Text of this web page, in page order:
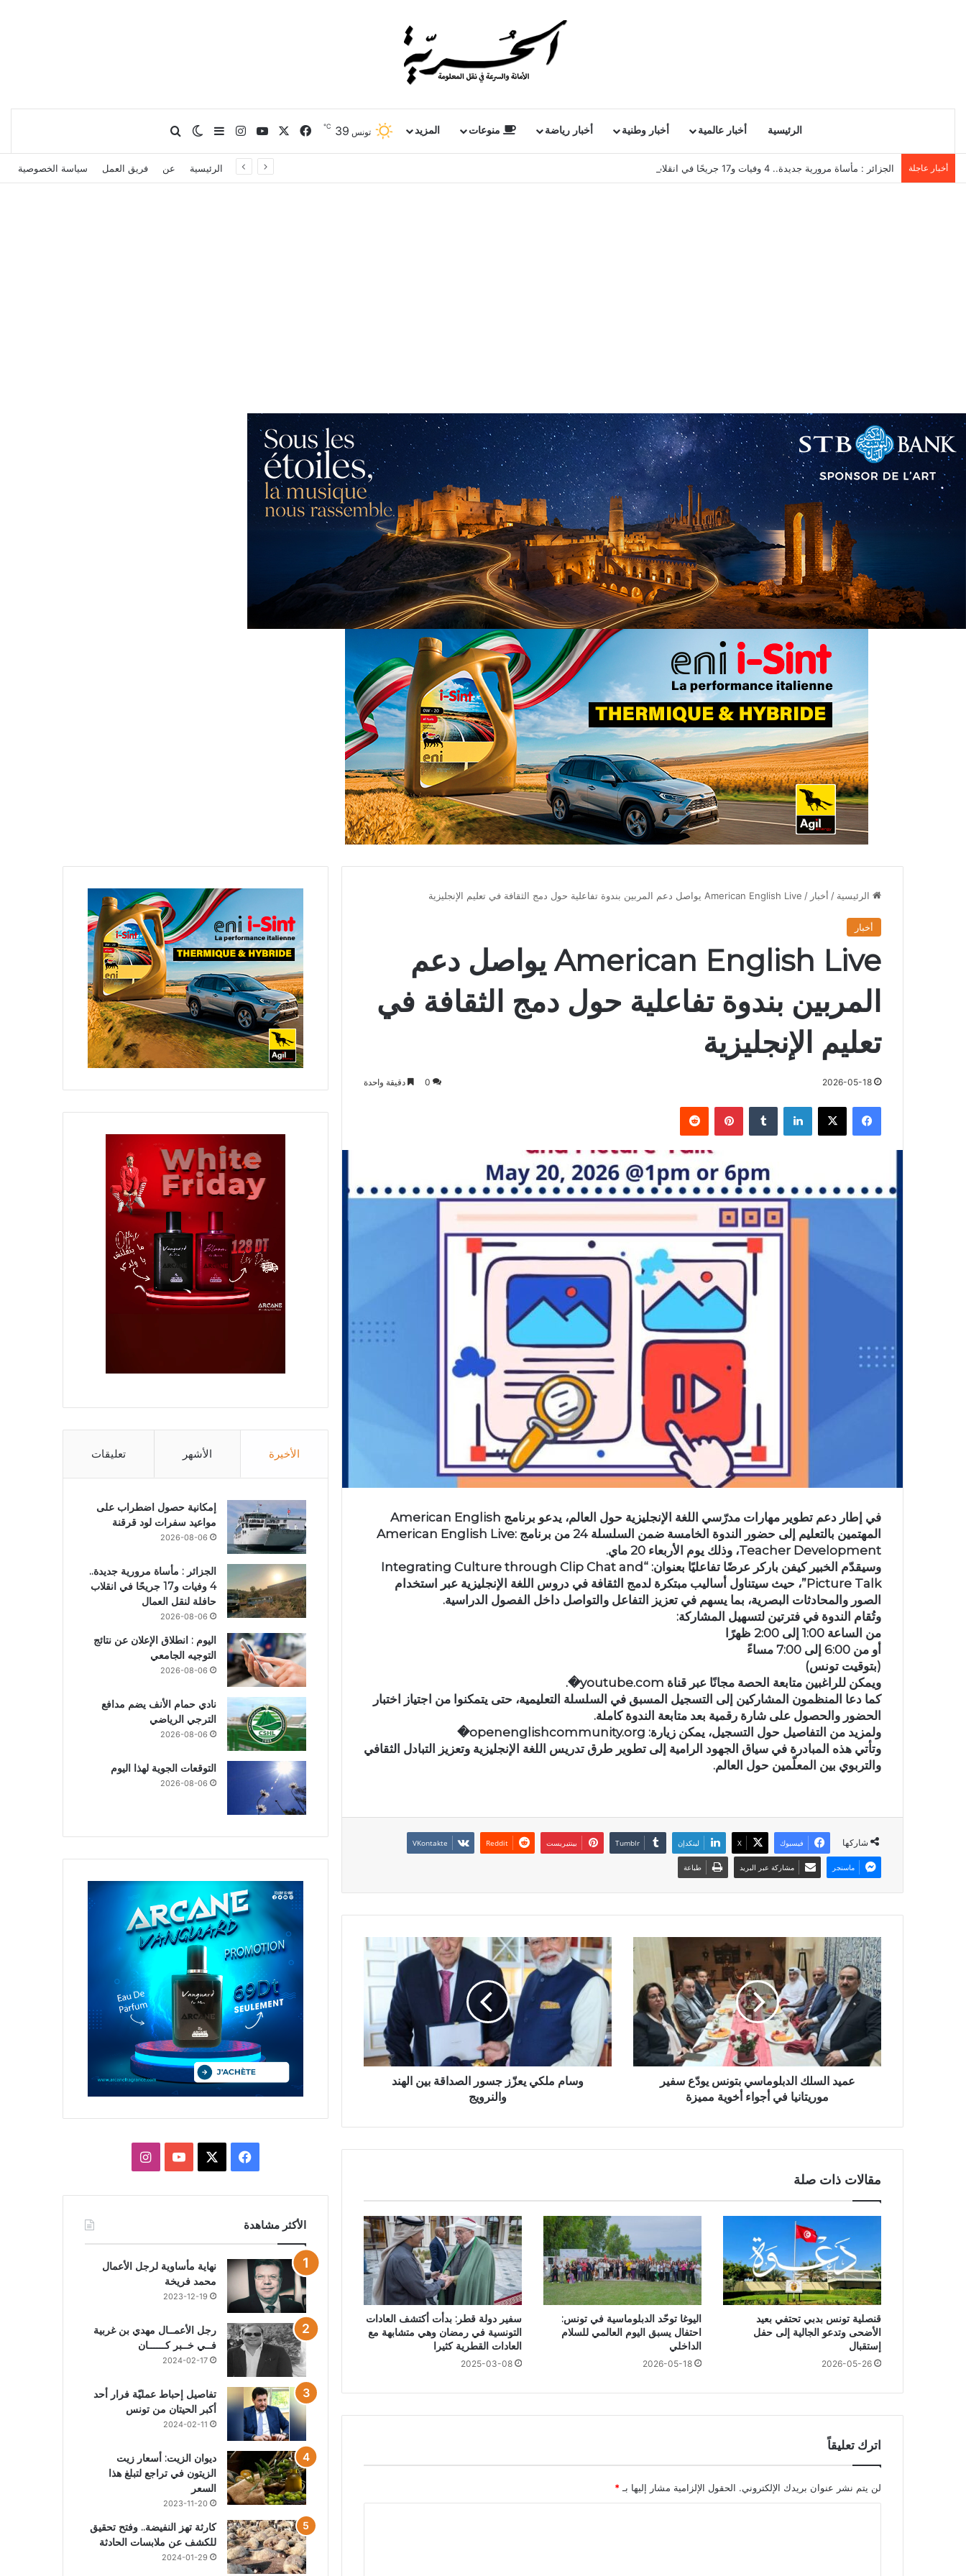
الرئيسية أخبار عالمية أخبار وطنية أخبار رياضة منوعات المزيد تونس 39
℃ فيسبوك يوتيوبانستقرامإضافة عمود جانبي
الوضع المظلم
بحث عن
أخبار عاجلة الجزائر : مأساة مرورية جديدة.. 4 وفيات و17 جريحًا في انقلاب حافلة لنقل العمال الرئيسية عن فريق العمل سياسة الخصوصية
الرئيسية / أخبار / American English Live يواصل دعم المربين بندوة تفاعلية حول دمج الثقافة في تعليم الإنجليزية
أخبار
American English Live يواصل دعم
المربين بندوة تفاعلية حول دمج الثقافة في
تعليم الإنجليزية
2026-05-18
0 دقيقة واحدة
فيسبوك X لينكدإن بينتيريست
في إطار دعم تطوير مهارات مدرّسي اللغة الإنجليزية حول العالم، يدعو برنامج American English
المهتمين بالتعليم إلى حضور الندوة الخامسة ضمن السلسلة 24 من برنامج American English Live:
Teacher Development، وذلك يوم الأربعاء 20 ماي.
وسيقدّم الخبير كيفن باركر عرضًا تفاعليًا بعنوان: “Integrating Culture through Clip Chat and
Picture Talk”، حيث سيتناول أساليب مبتكرة لدمج الثقافة في دروس اللغة الإنجليزية عبر استخدام
الصور والمحادثات البصرية، بما يسهم في تعزيز التفاعل والتواصل داخل الفصول الدراسية.
وتُقام الندوة في فترتين لتسهيل المشاركة:
من الساعة 1:00 إلى 2:00 ظهرًا
أو من 6:00 إلى 7:00 مساءً
(بتوقيت تونس)
ويمكن للراغبين متابعة الحصة مجانًا عبر قناة youtube.com⁠�.
كما دعا المنظمون المشاركين إلى التسجيل المسبق في السلسلة التعليمية، حتى يتمكنوا من اجتياز اختبار
الحضور والحصول على شارة رقمية بعد متابعة الندوة كاملة.
ولمزيد من التفاصيل حول التسجيل، يمكن زيارة: openenglishcommunity.org⁠�
وتأتي هذه المبادرة في سياق الجهود الرامية إلى تطوير طرق تدريس اللغة الإنجليزية وتعزيز التبادل الثقافي
والتربوي بين المعلّمين حول العالم.
شاركها فيسبوك X لينكدإن بينتيريست
ماسنجر مشاركة عبر البريد طباعة
عميد السلك الدبلوماسي بتونس يودّع سفير
موريتانيا في أجواء أخوية مميزة
وسام ملكي يعزّز جسور الصداقة بين الهند
والنرويج
مقالات ذات صلة
قنصلية تونس بدبي تحتفي بعيد
الأضحى وتدعو الجالية إلى حفل
إستقبال
2026-05-26
اليوغا توحّد الدبلوماسية في تونس:
احتفال يسبق اليوم العالمي للسلام
الداخلي
2026-05-18
سفير دولة قطر: بدأت أكتشف العادات
التونسية في رمضان وهي متشابهة مع
العادات القطرية كثيرا
2025-03-08
اترك تعليقاً
لن يتم نشر عنوان بريدك الإلكتروني. الحقول الإلزامية مشار إليها بـ *
الأخيرة الأشهر تعليقات
إمكانية حصول اضطراب على
مواعيد سفرات لود قرقنة
2026-08-06
الجزائر : مأساة مرورية جديدة..
4 وفيات و17 جريحًا في انقلاب
حافلة لنقل العمال
2026-08-06
اليوم : انطلاق الإعلان عن نتائج
التوجيه الجامعي
2026-08-06
نادي حمام الأنف يضم مدافع
الترجي الرياضي
2026-08-06
التوقعات الجوية لهذا اليوم
2026-08-06
فيسبوك يوتيوبانستقرام
الأكثر مشاهدة
نهاية مأساوية لرجل الأعمال
محمد فريخة
2023-12-19
رجل الأعمــال مهدي بن غربية
فــي خــبر كــــــان
2024-02-17
تفاصيل إحباط عمليّة فرار أحد
أكبر الحيتان من تونس
2024-02-11
ديوان الزيت: أسعار زيت
الزيتون في تراجع لتبلغ هذا
السعر
2023-11-20
كارثة تهز النفيضة.. وفتح تحقيق
للكشف عن ملابسات الحادثة
2024-01-29